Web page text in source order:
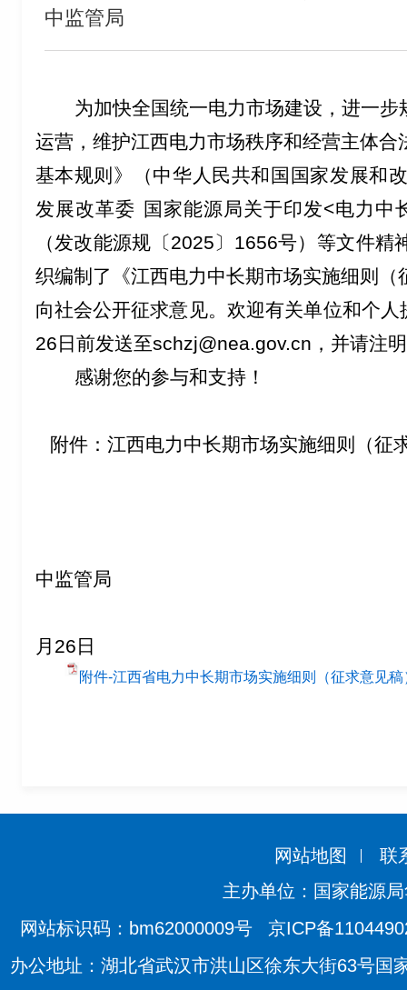
中监管局
为加快全国统一电力市场建设，进一
运营，维护江西电力市场秩序和经营主体合
基本规则》
（中华人民共和国国家发展和
发展改革委 国家能源局关于印发<电力中
（发改能源规〔2025〕 1656号） 等文件精
织编制了《江西电力中长期市场实施细则（
向社会公开征求意见。欢迎有关单位和个
26 日前发送至schzj@nea.gov.cn ，并请注
感谢您的参与和支持！
：江西电力中长期市场实施细则（征求
中监管局
月 26 日
附件-江西省电力中长期市场实施细则（征求意见稿
网站地图
联
主办单位：国家能源
网站标识码：bm62000009号
京ICP备
办公地址：湖北省武汉市洪山区徐东大街63号国